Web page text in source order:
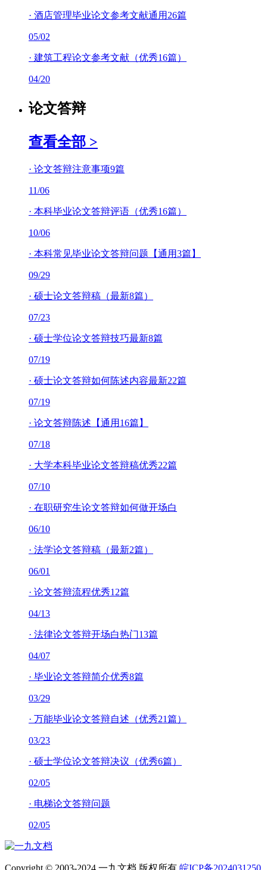
· 酒店管理毕业论文参考文献通用26篇
05/02
· 建筑工程论文参考文献（优秀16篇）
04/20
论文答辩
查看全部 >
· 论文答辩注意事项9篇
11/06
· 本科毕业论文答辩评语（优秀16篇）
10/06
· 本科常见毕业论文答辩问题【通用3篇】
09/29
· 硕士论文答辩稿（最新8篇）
07/23
· 硕士学位论文答辩技巧最新8篇
07/19
· 硕士论文答辩如何陈述内容最新22篇
07/19
· 论文答辩陈述【通用16篇】
07/18
· 大学本科毕业论文答辩稿优秀22篇
07/10
· 在职研究生论文答辩如何做开场白
06/10
· 法学论文答辩稿（最新2篇）
06/01
· 论文答辩流程优秀12篇
04/13
· 法律论文答辩开场白热门13篇
04/07
· 毕业论文答辩简介优秀8篇
03/29
· 万能毕业论文答辩自述（优秀21篇）
03/23
· 硕士学位论文答辩决议（优秀6篇）
02/05
· 电梯论文答辩问题
02/05
Copyright © 2003-2024 一九文档 版权所有 皖ICP备2024031250